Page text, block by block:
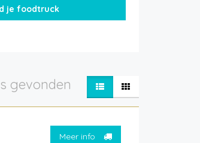
gevonden
Meer info